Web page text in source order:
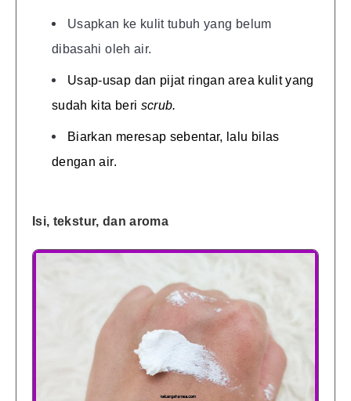
Usapkan ke kulit tubuh yang belum
dibasahi oleh air.
Usap-usap dan pijat ringan area kulit yang
sudah kita beri scrub.
Biarkan meresap sebentar, lalu bilas
dengan air.
Isi, tekstur, dan aroma